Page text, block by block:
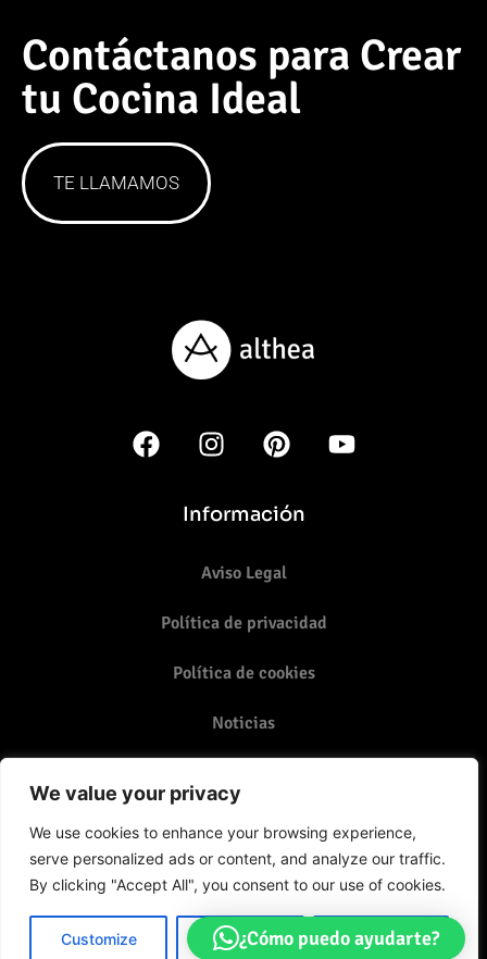
We value your privacy
We use cookies to enhance your browsing experience,
serve personalized ads or content, and analyze our traffic.
By clicking "Accept All", you consent to our use of cookies.
Customize Reject All Accept All
Contáctanos para Crear
tu Cocina Ideal
TE LLAMAMOS
Información
Aviso Legal
Política de privacidad
Política de cookies
Noticias
Email: info@grupoalthealeon.com
7 / 24004 León
¿Cómo puedo ayudarte?